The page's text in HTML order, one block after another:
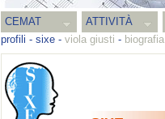
CEMAT ATTIVITÀ
profili - sixe - viola giusti - biografia